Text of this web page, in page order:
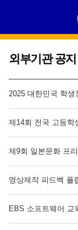
외부기관 공
2025 대한민국 학
제14회 전국 고등학
제9회 일본문화 프
영상제작 피드백 플
EBS 소프트웨어 교